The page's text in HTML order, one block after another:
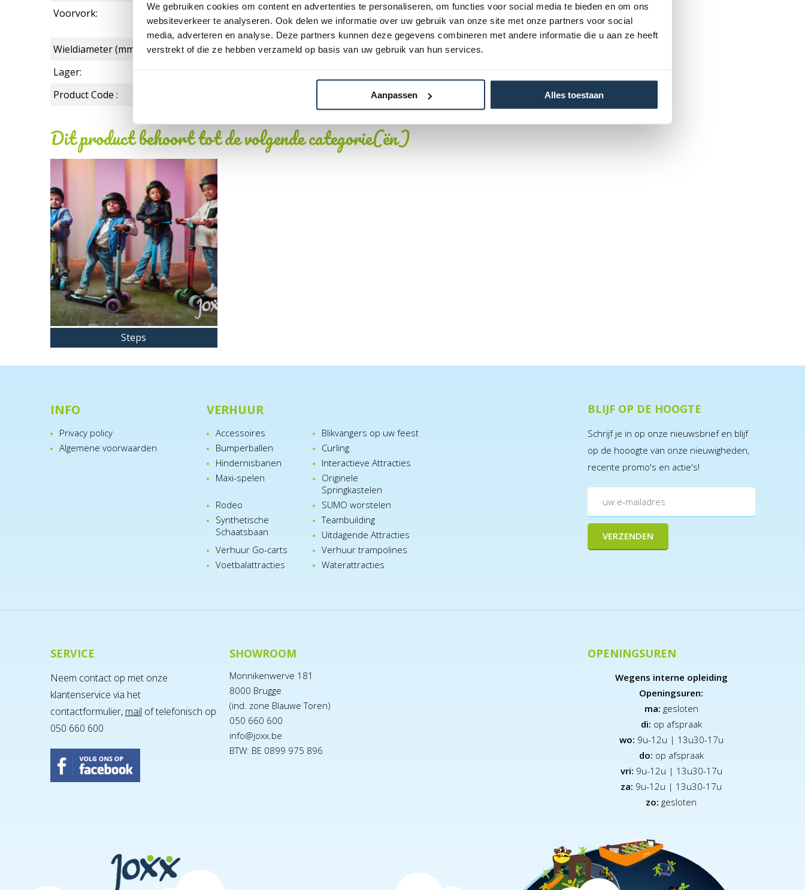
We gebruiken cookies om content en advertenties te personaliseren, om functies voor social media te bieden en om ons
websiteverkeer te analyseren. Ook delen we informatie over uw gebruik van onze site met onze partners voor social
media, adverteren en analyse. Deze partners kunnen deze gegevens combineren met andere informatie die u aan ze heeft
verstrekt of die ze hebben verzameld op basis van uw gebruik van hun services.
Aanpassen Alles toestaan
Voorvork:
Versterkte stalen vork met uitsparingen (ook geschikt voor
120mm wielen)
Wieldiameter (mm):
110mm wielen 86A high rebound PU met kernvelgen
Lager:
Product Code :
DW1021150
Dit product behoort tot de volgende categorie(ën)
Steps
INFO
Privacy policy
Algemene voorwaarden
VERHUUR
Accessoires
Blikvangers op uw feest
Bumperballen
Curling
Hindernisbanen
Interactieve Attracties
Maxi-spelen
Originele
Springkastelen
Rodeo
SUMO worstelen
Synthetische
Schaatsbaan
Teambuilding
Uitdagende Attracties
Verhuur Go-carts
Verhuur trampolines
Voetbalattracties
Waterattracties
BLIJF OP DE HOOGTE
Schrijf je in op onze nieuwsbrief en blijf
op de hooogte van onze nieuwigheden,
recente promo's en actie's!
SERVICE
Neem contact op met onze
klantenservice via het
contactformulier, mail of telefonisch op
050 660 600
SHOWROOM
Monnikenwerve 181
8000 Brugge
(ind. zone Blauwe Toren)
050 660 600
info@joxx.be
BTW: BE 0899 975 896
OPENINGSUREN
Wegens interne opleiding
Openingsuren:
ma: gesloten
di: op afspraak
wo: 9u-12u | 13u30-17u
do: op afspraak
vri: 9u-12u | 13u30-17u
za: 9u-12u | 13u30-17u
zo: gesloten